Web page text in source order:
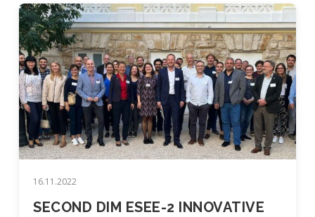
16.11.2022
SECOND DIM ESEE-2 INNOVATIVE